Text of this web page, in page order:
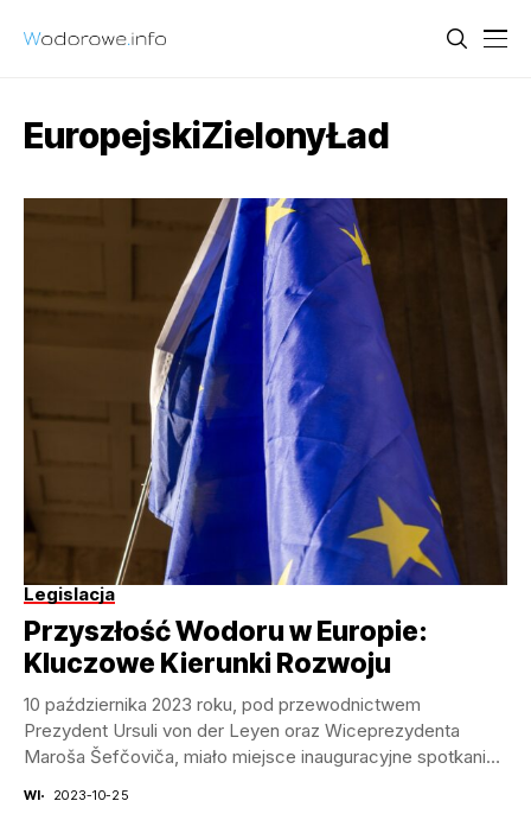
EuropejskiZielonyŁad
Legislacja
Przyszłość Wodoru w Europie:
Kluczowe Kierunki Rozwoju
10 października 2023 roku, pod przewodnictwem
Prezydent Ursuli von der Leyen oraz Wiceprezydenta
Maroša Šefčoviča, miało miejsce inauguracyjne spotkanie
WI 2023-10-25